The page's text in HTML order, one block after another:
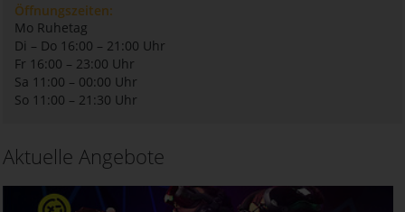
Öffnungszeiten:
Mo Ruhetag
Di – Do 16:00 – 21:00 Uhr
Fr 16:00 – 23:00 Uhr
Sa 11:00 – 00:00 Uhr
So 11:00 – 21:30 Uhr
Aktuelle Angebote